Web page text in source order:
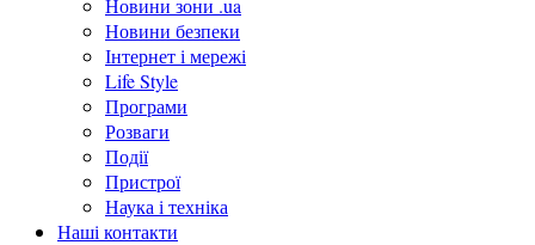
Новини зони .ua
Новини безпеки
Інтернет і мережі
Life Style
Програми
Розваги
Події
Пристрої
Наука і техніка
Наші контакти